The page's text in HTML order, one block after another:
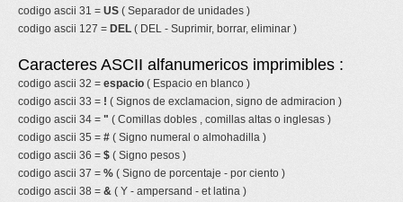
codigo ascii 31 = US ( Separador de unidades )
codigo ascii 127 = DEL ( DEL - Suprimir, borrar, eliminar )
Caracteres ASCII alfanumericos imprimibles :
codigo ascii 32 = espacio ( Espacio en blanco )
codigo ascii 33 = ! ( Signos de exclamacion, signo de admiracion )
codigo ascii 34 = " ( Comillas dobles , comillas altas o inglesas )
codigo ascii 35 = # ( Signo numeral o almohadilla )
codigo ascii 36 = $ ( Signo pesos )
codigo ascii 37 = % ( Signo de porcentaje - por ciento )
codigo ascii 38 = & ( Y - ampersand - et latina )